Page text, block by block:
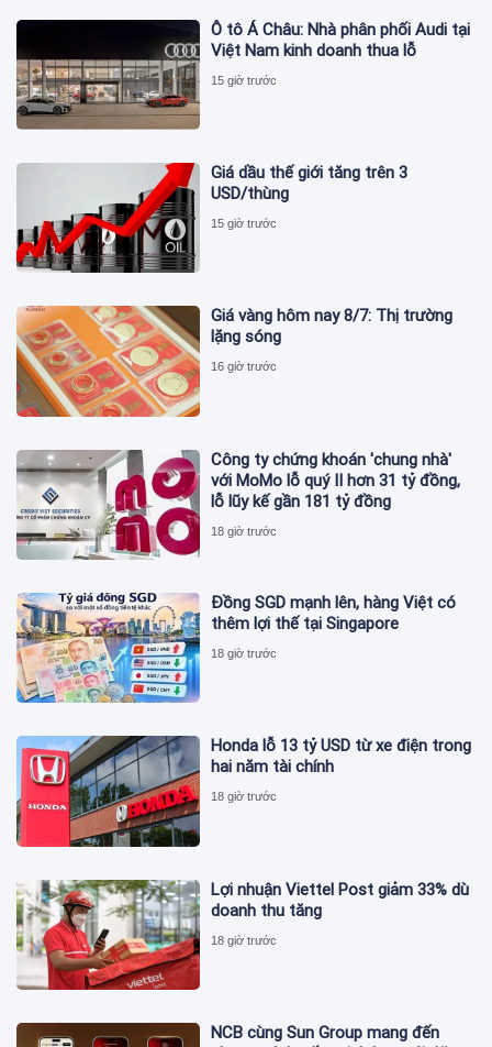
Ô tô Á Châu: Nhà phân phối Audi tại
Việt Nam kinh doanh thua lỗ
15 giờ trước
Giá dầu thế giới tăng trên 3
USD/thùng
15 giờ trước
Giá vàng hôm nay 8/7: Thị trường
lặng sóng
16 giờ trước
Công ty chứng khoán 'chung nhà'
với MoMo lỗ quý II hơn 31 tỷ đồng,
lỗ lũy kế gần 181 tỷ đồng
18 giờ trước
Đồng SGD mạnh lên, hàng Việt có
thêm lợi thế tại Singapore
18 giờ trước
Honda lỗ 13 tỷ USD từ xe điện trong
hai năm tài chính
18 giờ trước
Lợi nhuận Viettel Post giảm 33% dù
doanh thu tăng
18 giờ trước
NCB cùng Sun Group mang đến